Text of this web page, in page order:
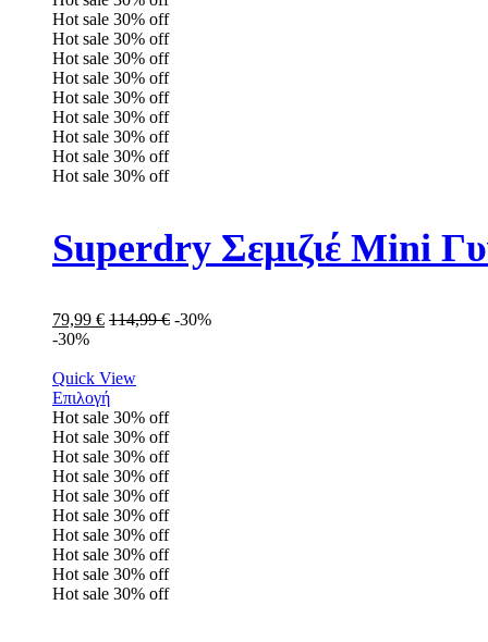
Hot sale 30% off
Hot sale 30% off
Hot sale 30% off
Hot sale 30% off
Hot sale 30% off
Hot sale 30% off
Hot sale 30% off
Hot sale 30% off
Hot sale 30% off
Superdry Σεμιζιέ Mini
79,99 € 114,99€ -30%
-30%
Quick View
Επιλογή
Hot sale 30% off
Hot sale 30% off
Hot sale 30% off
Hot sale 30% off
Hot sale 30% off
Hot sale 30% off
Hot sale 30% off
Hot sale 30% off
Hot sale 30% off
Hot sale 30% off